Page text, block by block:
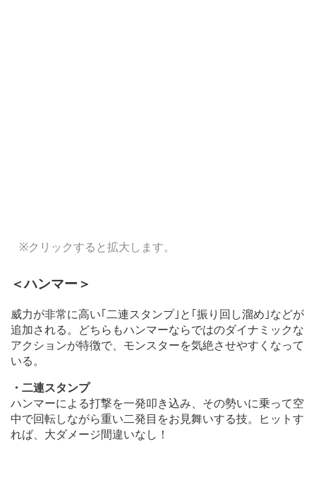
※クリックすると拡大します。
＜ハンマー＞
威力が非常に高い｢二連スタンプ｣と｢振り回し溜め｣などが
追加される。どちらもハンマーならではのダイナミックな
アクションが特徴で、モンスターを気絶させやすくなって
いる。
・二連スタンプ
ハンマーによる打撃を一発叩き込み、その勢いに乗って空
中で回転しながら重い二発目をお見舞いする技。ヒットす
れば、大ダメージ間違いなし！